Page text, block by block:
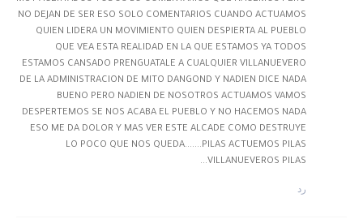
NO DEJAN DE SER ESO SOLO COMENTARIOS CUANDO ACTUAMOS
QUIEN LIDERA UN MOVIMIENTO QUIEN DESPIERTA AL PUEBLO
QUE VEA ESTA REALIDAD EN LA QUE ESTAMOS YA TODOS
ESTAMOS CANSADO PRENGUATALE A CUALQUIER VILLANUEVERO
DE LA ADMINISTRACION DE MITO DANGOND Y NADIEN DICE NADA
BUENO PERO NADIEN DE NOSOTROS ACTUAMOS VAMOS
DESPERTEMOS SE NOS ACABA EL PUEBLO Y NO HACEMOS NADA
ESO ME DA DOLOR Y MAS VER ESTE ALCADE COMO DESTRUYE
LO POCO QUE NOS QUEDA.......PILAS ACTUEMOS PILAS
VILLANUEVEROS PILAS...
رد